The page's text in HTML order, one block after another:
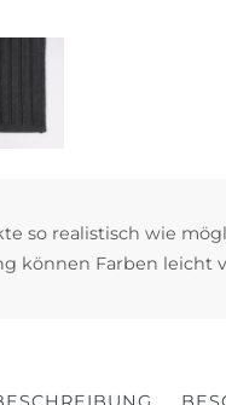
so realistisch wie
können Farben leicht